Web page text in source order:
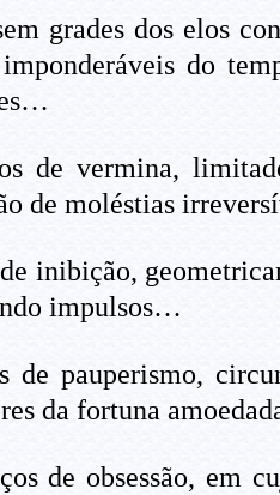
grades dos elos
imponderáveis do
de vermina,
de moléstias
inibição,
impulsos…
de pauperismo,
da fortuna
de obsessão, em